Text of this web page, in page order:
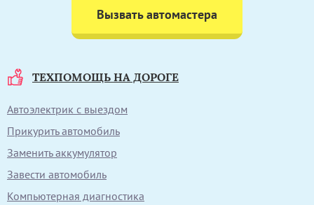
ТЕХПОМОЩЬ НА ДОРОГЕ
Автоэлектрик с выездом
Прикурить автомобиль
Заменить аккумулятор
Завести автомобиль
Компьютерная диагностика
Вызвать автомастера